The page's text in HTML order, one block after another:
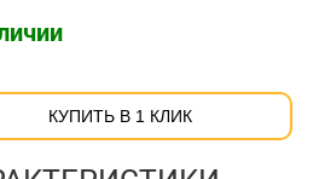
КУПИТЬ В 1 КЛИК